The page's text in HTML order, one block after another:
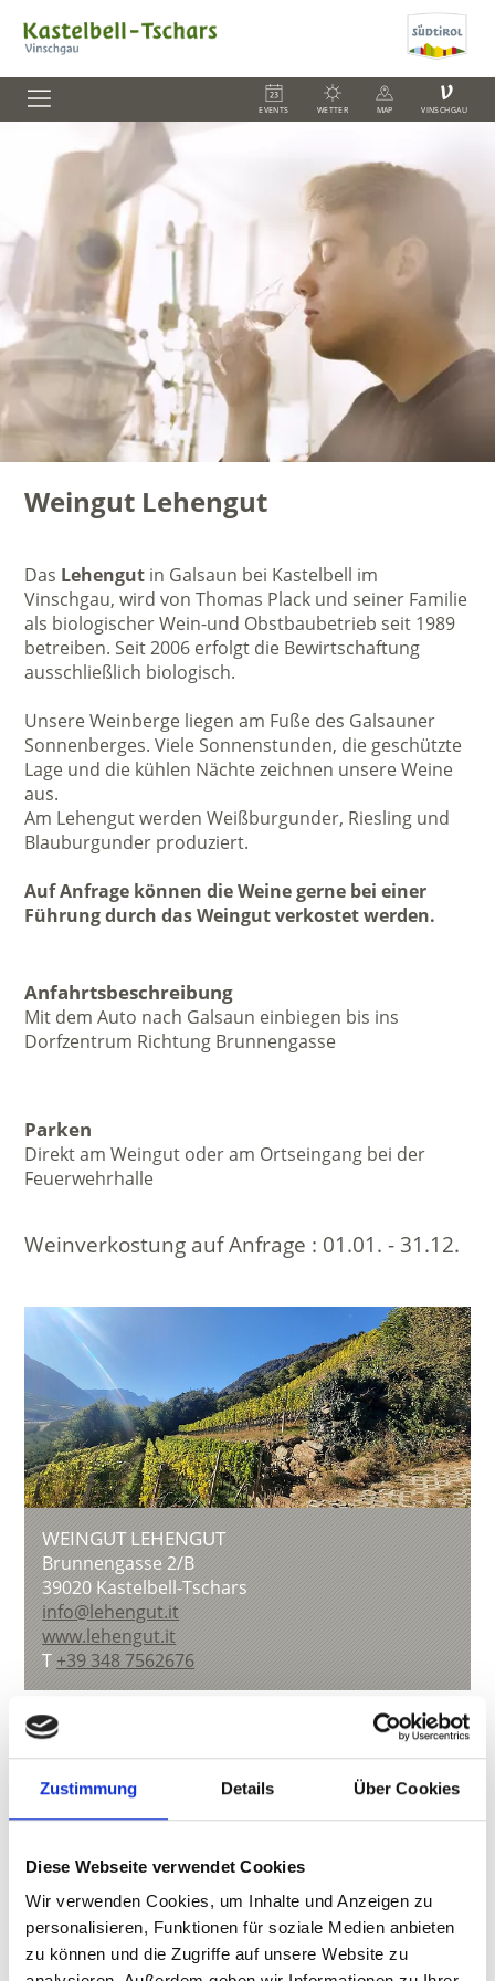
Zustimmung Details Über Cookies
Diese Webseite verwendet Cookies
Wir verwenden Cookies, um Inhalte und Anzeigen zu
personalisieren, Funktionen für soziale Medien anbieten
zu können und die Zugriffe auf unsere Website zu
EVENTS WETTER MAP
V
VINSCHGAU
Weingut Lehengut
Das Lehengut in Galsaun bei Kastelbell im
Vinschgau, wird von Thomas Plack und seiner Familie
als biologischer Wein-und Obstbaubetrieb seit 1989
betreiben. Seit 2006 erfolgt die Bewirtschaftung
ausschließlich biologisch.
Unsere Weinberge liegen am Fuße des Galsauner
Sonnenberges. Viele Sonnenstunden, die geschützte
Lage und die kühlen Nächte zeichnen unsere Weine
aus.
Am Lehengut werden Weißburgunder, Riesling und
Blauburgunder produziert.
Auf Anfrage können die Weine gerne bei einer
Führung durch das Weingut verkostet werden.
Anfahrtsbeschreibung
Mit dem Auto nach Galsaun einbiegen bis ins
Dorfzentrum Richtung Brunnengasse
Parken
Direkt am Weingut oder am Ortseingang bei der
Feuerwehrhalle
Weinverkostung auf Anfrage : 01.01. - 31.12.
WEINGUT LEHENGUT
Brunnengasse 2/B
39020 Kastelbell-Tschars
info@lehengut.it
www.lehengut.it
T +39 348 7562676
zurück zur Übersicht
WAR DER INHALT FÜR SIE HILFREICH?
Ja
Nein